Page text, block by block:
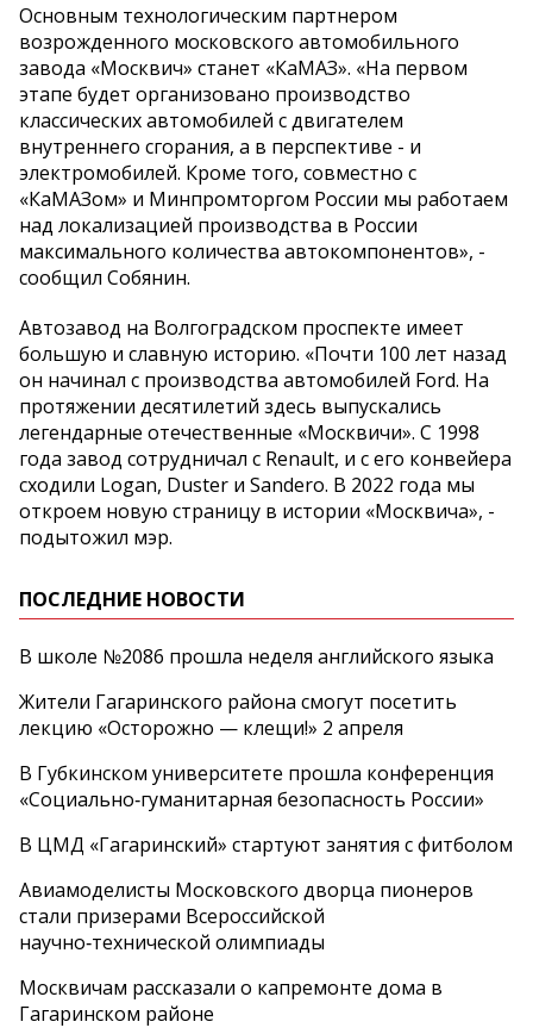
Основным технологическим партнером
возрожденного московского автомобильного
завода «Москвич» станет «КаМАЗ». «На первом
этапе будет организовано производство
классических автомобилей с двигателем
внутреннего сгорания, а в перспективе - и
электромобилей. Кроме того, совместно с
«КаМАЗом» и Минпромторгом России мы работаем
над локализацией производства в России
максимального количества автокомпонентов», -
сообщил Собянин.
Автозавод на Волгоградском проспекте имеет
большую и славную историю. «Почти 100 лет назад
он начинал с производства автомобилей Ford. На
протяжении десятилетий здесь выпускались
легендарные отечественные «Москвичи». С 1998
года завод сотрудничал с Renault, и с его конвейера
сходили Logan, Duster и Sandero. В 2022 года мы
откроем новую страницу в истории «Москвича», -
подытожил мэр.
ПОСЛЕДНИЕ НОВОСТИ
В школе №2086 прошла неделя английского языка
Жители Гагаринского района смогут посетить
лекцию «Осторожно — клещи!» 2 апреля
В Губкинском университете прошла конференция
«Социально‑гуманитарная безопасность России»
В ЦМД «Гагаринский» стартуют занятия с фитболом
Авиамоделисты Московского дворца пионеров
стали призерами Всероссийской
научно‑технической олимпиады
Москвичам рассказали о капремонте дома в
Гагаринском районе